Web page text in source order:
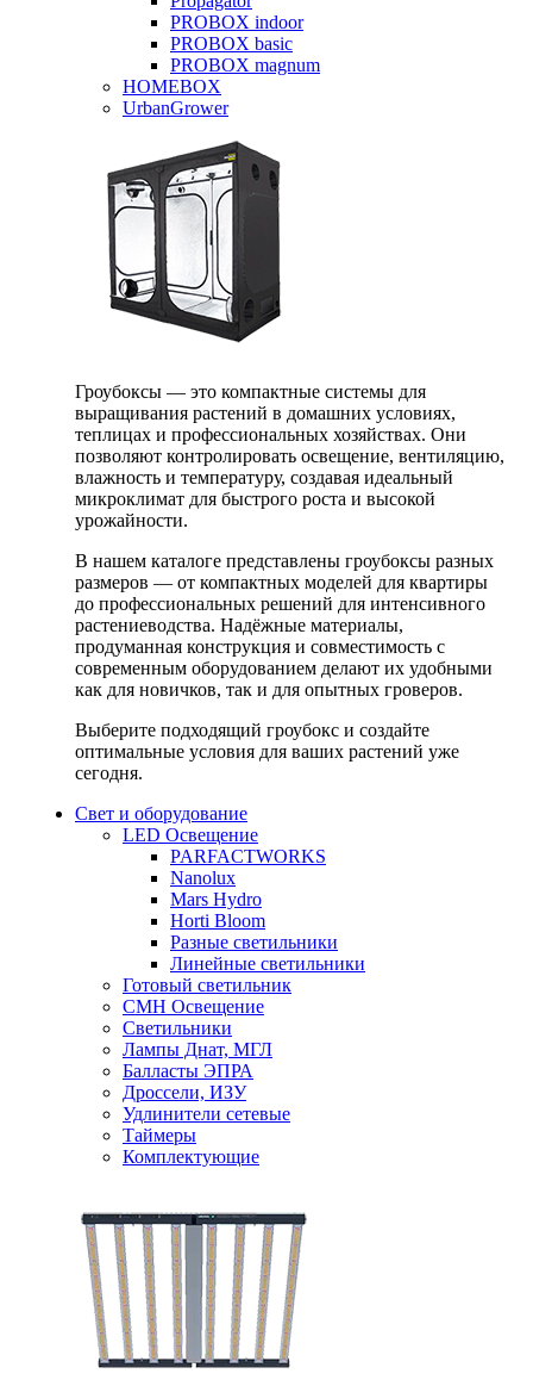
PROBOX indoor
PROBOX basic
PROBOX magnum
HOMEBOX
UrbanGrower
Гроубоксы — это компактные системы для
выращивания растений в домашних условиях,
теплицах и профессиональных хозяйствах. Они
позволяют контролировать освещение, вентиляцию,
влажность и температуру, создавая идеальный
микроклимат для быстрого роста и высокой
урожайности.
В нашем каталоге представлены гроубоксы разных
размеров — от компактных моделей для квартиры
до профессиональных решений для интенсивного
растениеводства. Надёжные материалы,
продуманная конструкция и совместимость с
современным оборудованием делают их удобными
как для новичков, так и для опытных гроверов.
Выберите подходящий гроубокс и создайте
оптимальные условия для ваших растений уже
сегодня.
Свет и оборудование
LED Освещение
PARFACTWORKS
Nanolux
Mars Hydro
Horti Bloom
Разные светильники
Линейные светильники
Готовый светильник
CMH Освещение
Светильники
Лампы Днат, МГЛ
Балласты ЭПРА
Дроссели, ИЗУ
Удлинители сетевые
Таймеры
Комплектующие